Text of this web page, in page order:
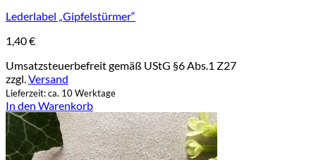
Lederlabel „Gipfelstürmer“
1,40€
Umsatzsteuerbefreit gemäß UStG §6 Abs.1 Z27
zzgl. Versand
Lieferzeit: ca. 10 Werktage
In den Warenkorb